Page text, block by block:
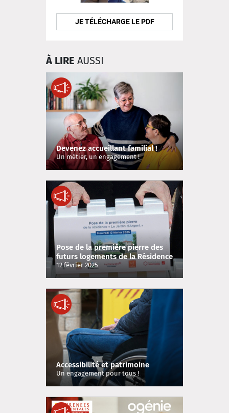
JE TÉLÉCHARGE LE PDF
À LIRE AUSSI
Devenez accueillant familial !
Un métier, un engagement !
Pose de la première pierre des
futurs logements de la Résidence
« Le Jardin d’Argent »
12 février 2025
Accessibilité et patrimoine
Un engagement pour tous !